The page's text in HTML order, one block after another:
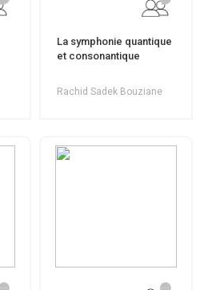
La symphonie quantique
et consonantique
Rachid Sadek Bouziane